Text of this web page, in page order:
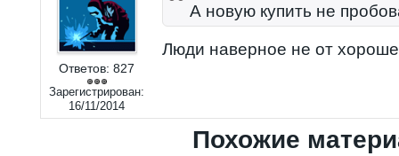
Ответов: 827
Зарегистрирован:
16/11/2014
А новую купить не
Люди наверное не от
Похожие